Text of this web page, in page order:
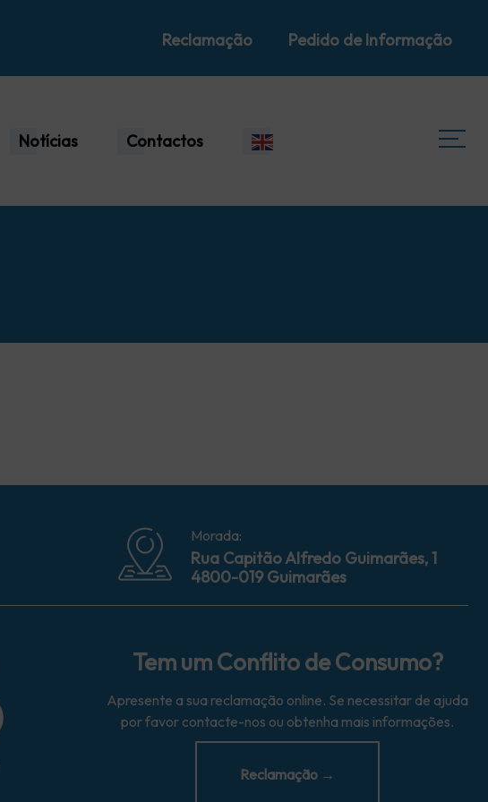
Reclamação Pedido de Informação
Notícias Contactos
Morada:
Rua Capitão Alfredo Guimarães, 1
4800-019 Guimarães
Tem um Conflito de Consumo?
Apresente a sua reclamação online. Se necessitar de ajuda
por favor contacte-nos ou obtenha mais informações.
Reclamação →